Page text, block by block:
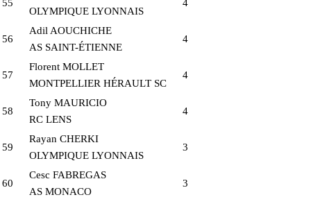
55
OLYMPIQUE LYONNAIS
4
56
Adil AOUCHICHE
AS SAINT-ÉTIENNE
4
57
Florent MOLLET
MONTPELLIER HÉRAULT SC
4
58
Tony MAURICIO
RC LENS
4
59
Rayan CHERKI
OLYMPIQUE LYONNAIS
3
60
Cesc FABREGAS
AS MONACO
3